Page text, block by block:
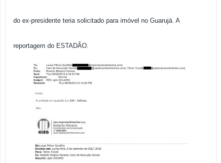
do ex-presidente teria solicitado para imóvel no Guarujá. A
reportagem do ESTADÃO.